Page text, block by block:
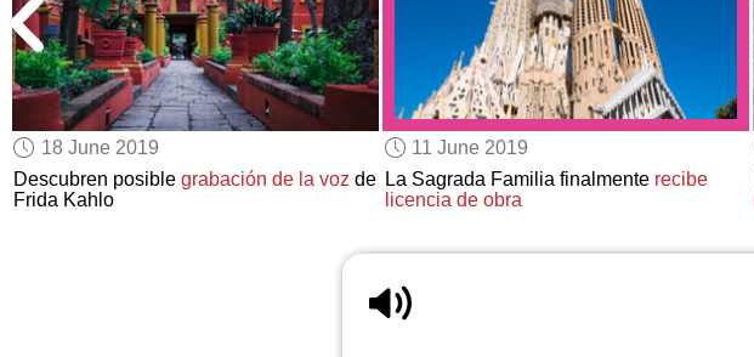
18 June 2019
Descubren posiblegrabación de la voz de
Frida Kahlo
11 June 2019
La Sagrada Familia finalmente recibe
licencia de obra